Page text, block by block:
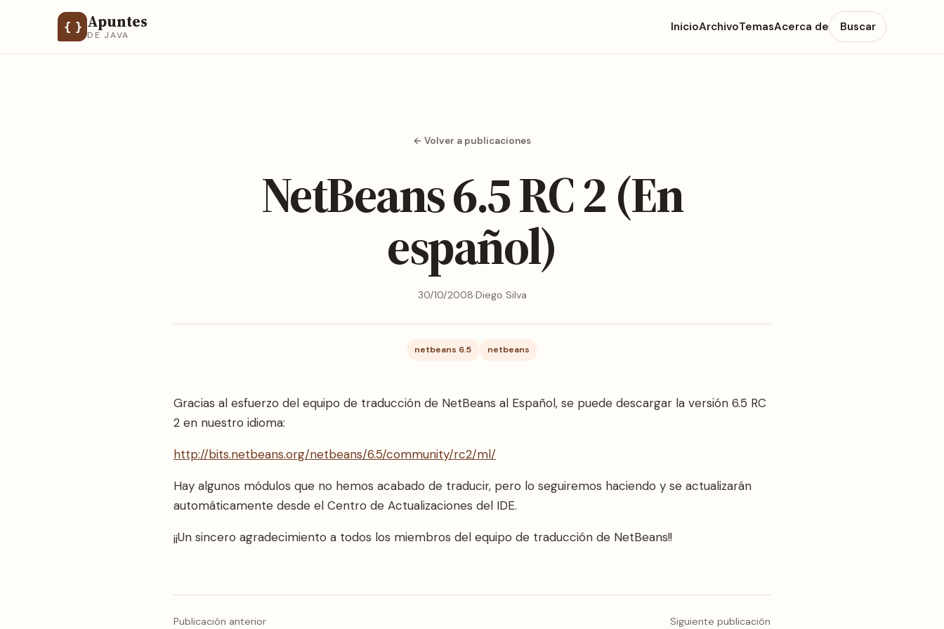
{ } Apuntes
DE JAVA
InicioArchivoTemasAcerca de Buscar
← Volver a publicaciones
NetBeans 6.5 RC 2 (En
español)
30/10/2008·Diego Silva
netbeans 6.5 netbeans
Gracias al esfuerzo del equipo de traducción de NetBeans al Español, se puede descargar la versión 6.5 RC
2 en nuestro idioma:
http://bits.netbeans.org/netbeans/6.5/community/rc2/ml/
Hay algunos módulos que no hemos acabado de traducir, pero lo seguiremos haciendo y se actualizarán
automáticamente desde el Centro de Actualizaciones del IDE.
¡¡Un sincero agradecimiento a todos los miembros del equipo de traducción de NetBeans!!
Publicación anterior Siguiente publicación